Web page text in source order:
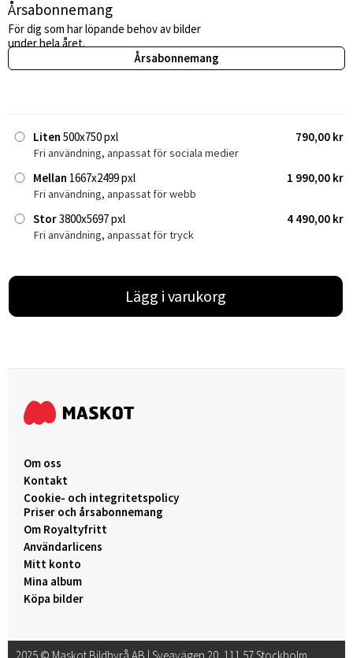
Årsabonnemang
För dig som har löpande behov av bilder
under hela året.
Årsabonnemang
Liten 500x750 pxl 790,00 kr
Fri användning, anpassat för sociala medier
Mellan 1667x2499 pxl 1 990,00 kr
Fri användning, anpassat för webb
Stor3800x5697 pxl 4 490,00 kr
Fri användning, anpassat för tryck
Lägg i varukorg
Om oss
Kontakt
Cookie- och integritetspolicy
Priser och årsabonnemang
Om Royaltyfritt
Användarlicens
Mitt konto
Mina album
Köpa bilder
2025 © Maskot Bildbyrå AB | Sveavägen 20, 111 57 Stockholm